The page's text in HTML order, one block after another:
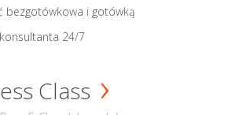
bezgotówkowa i gotówką
24/7
Class